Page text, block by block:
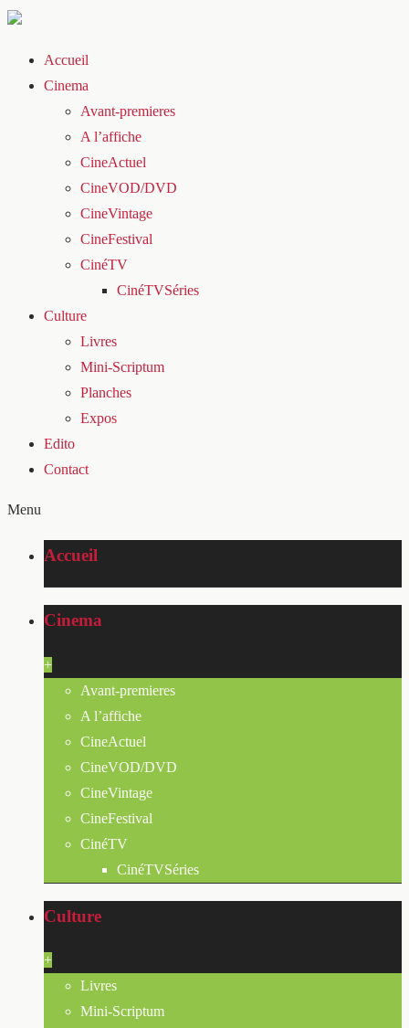
Accueil
Cinema
Avant-premieres
A l’affiche
CineActuel
CineVOD/DVD
CineVintage
CineFestival
CinéTV
CinéTVSéries
Culture
Livres
Mini-Scriptum
Planches
Expos
Edito
Contact
Menu
Accueil
Cinema
+
Avant-premieres
A l’affiche
CineActuel
CineVOD/DVD
CineVintage
CineFestival
CinéTV
CinéTVSéries
Culture
+
Livres
Mini-Scriptum